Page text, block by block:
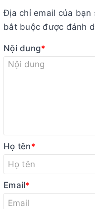
Địa chỉ email của bạn
bắt buộc được đánh
Nội dung*
Họ tên*
Email*